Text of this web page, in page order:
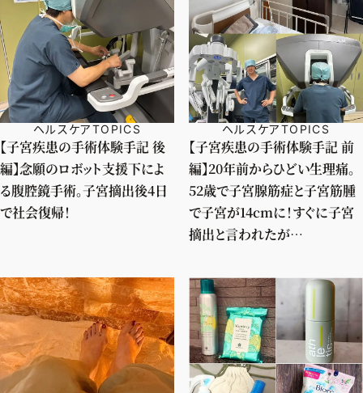
ヘルスケアTOPICS
【子宮疾患の手術体験手記 後
編】念願のロボット支援下によ
る腹腔鏡手術。子宮摘出後4日
で社会復帰！
ヘルスケアTOPICS
【子宮疾患の手術体験手記 前
編】20年前からひどい生理痛。
52歳で子宮腺筋症と子宮筋腫
で子宮が14cmに！すぐに子宮
摘出と言われたが…